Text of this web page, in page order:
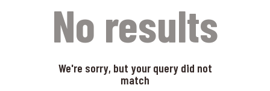
No results
We're sorry, but your query did not
match